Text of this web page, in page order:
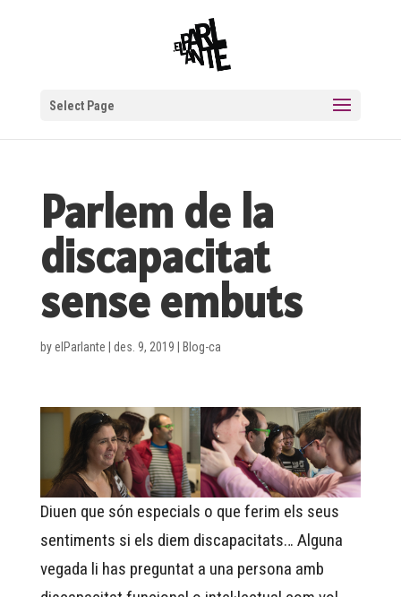
Select Page
Parlem de la
discapacitat
sense embuts
byelParlante des. 9, 2019 Blog-ca
Diuen que són especials o que ferim els seus
sentiments si els diem discapacitats… Alguna
vegada li has preguntat a una persona amb